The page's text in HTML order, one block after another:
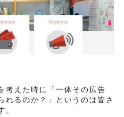
考えた時に「一体その広告
れるのか？」というのは皆さ
。